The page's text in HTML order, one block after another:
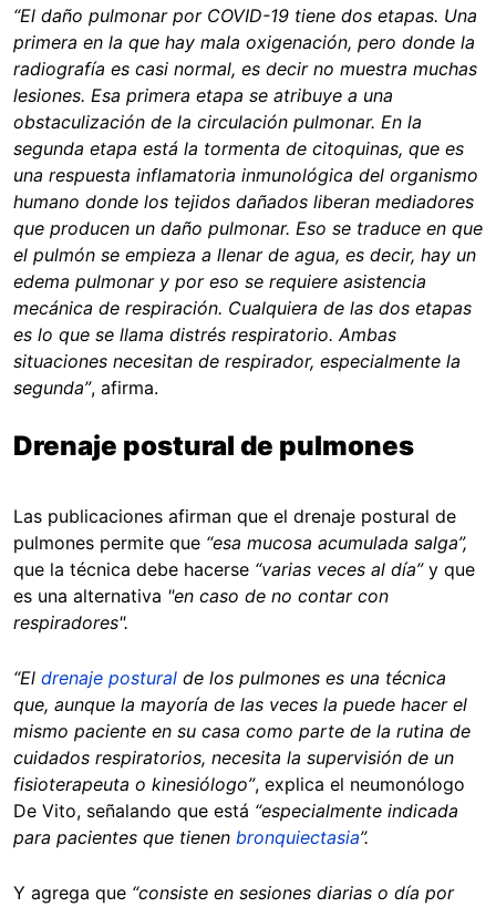
“El daño pulmonar por COVID-19 tiene dos etapas. Una
primera en la que hay mala oxigenación, pero donde la
radiografía es casi normal, es decir no muestra muchas
lesiones. Esa primera etapa se atribuye a una
obstaculización de la circulación pulmonar. En la
segunda etapa está la tormenta de citoquinas, que es
una respuesta inflamatoria inmunológica del organismo
humano donde los tejidos dañados liberan mediadores
que producen un daño pulmonar. Eso se traduce en que
el pulmón se empieza a llenar de agua, es decir, hay un
edema pulmonar y por eso se requiere asistencia
mecánica de respiración. Cualquiera de las dos etapas
es lo que se llama distrés respiratorio. Ambas
situaciones necesitan de respirador, especialmente la
segunda”, afirma.
Drenaje postural de pulmones
Las publicaciones afirman que el drenaje postural de
pulmones permite que “esa mucosa acumulada salga”,
que la técnica debe hacerse “varias veces al día”y que
es una alternativa "en caso de no contar con
respiradores".
“El drenaje postural de los pulmones es una técnica
que, aunque la mayoría de las veces la puede hacer el
mismo paciente en su casa como parte de la rutina de
cuidados respiratorios, necesita la supervisión de un
fisioterapeuta o kinesiólogo”, explica el neumonólogo
De Vito, señalando que está “especialmente indicada
para pacientes que tienen bronquiectasia”.
Y agrega que “consiste en sesiones diarias o día por